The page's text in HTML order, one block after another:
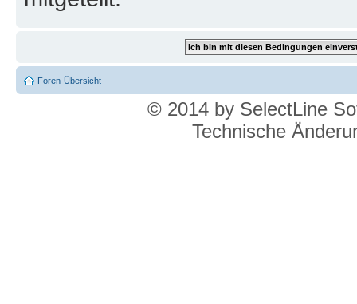
Foren-Übersicht
© 2014 by SelectLine
Technische